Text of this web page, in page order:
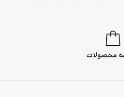
محصولات